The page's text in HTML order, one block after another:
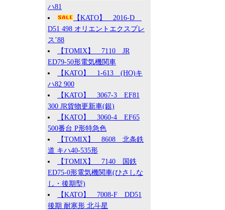
ハ81
【KATO】 2016-D
D51 498 オリエントエクスプレ
ス’88
【TOMIX】 7110 JR
ED79-50形電気機関車
【KATO】 1-613 (HO)キ
ハ82 900
【KATO】 3067-3 EF81
300 JR貨物更新車(銀)
【KATO】 3060-4 EF65
500番台 P形特急色
【TOMIX】 8608 北条鉄
道 キハ40-535形
【TOMIX】 7140 国鉄
ED75-0形電気機関車(ひさしな
し・後期型)
【KATO】 7008-F DD51
後期 耐寒形 北斗星